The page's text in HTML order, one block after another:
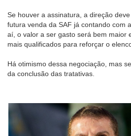
Se houver a assinatura, a direção
futura venda da SAF já contando com
aí, o valor a ser gasto será bem maior
mais qualificados para reforçar o
Há otimismo dessa negociação, mas
da conclusão das tratativas.